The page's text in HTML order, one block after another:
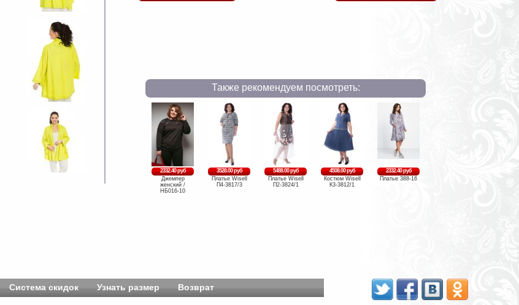
Также рекомендуем посмотреть:
2332.40 руб
Джемпер
женский /
НБ016-10
3528.00 руб
Платье Wisell
П4-3817/3
5488.00 руб
Платье Wisell
П2-3824/1
4508.00 руб
Костюм Wisell
К3-3812/1
2332.40 руб
Платье 388-16
Система скидок Узнать размер Возврат